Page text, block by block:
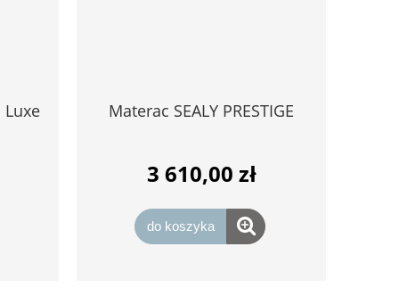
Luxe Materac SEALY PRESTIGE
3 610,00 zł
do koszyka